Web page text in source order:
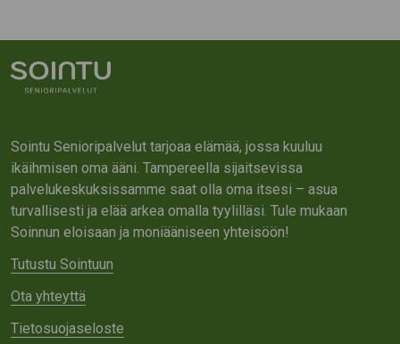
Sointu Senioripalvelut tarjoaa elämää, jossa kuuluu
ikäihmisen oma ääni. Tampereella sijaitsevissa
palvelukeskuksissamme saat olla oma itsesi – asua
turvallisesti ja elää arkea omalla tyylilläsi. Tule mukaan
Soinnun eloisaan ja moniääniseen yhteisöön!
Tutustu Sointuun
Ota yhteyttä
Tietosuojaseloste